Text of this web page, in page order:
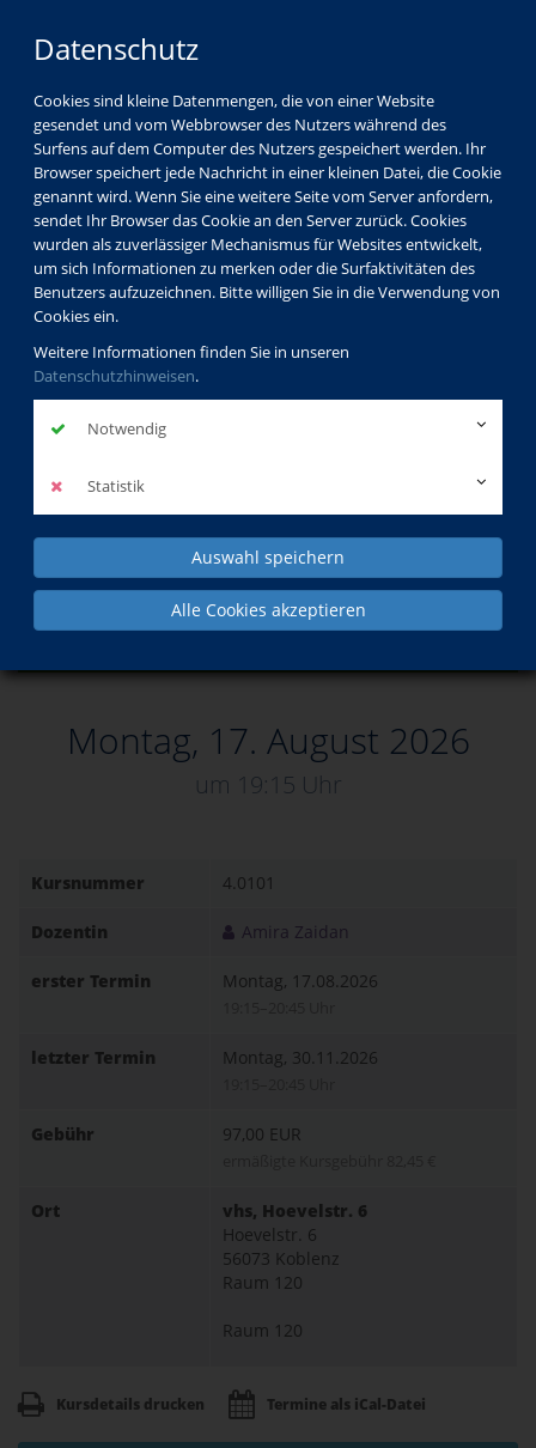
Datenschutz
Cookies sind kleine Datenmengen, die von einer Website
gesendet und vom Webbrowser des Nutzers während des
Surfens auf dem Computer des Nutzers gespeichert werden. Ihr
Browser speichert jede Nachricht in einer kleinen Datei, die Cookie
genannt wird. Wenn Sie eine weitere Seite vom Server anfordern,
sendet Ihr Browser das Cookie an den Server zurück. Cookies
wurden als zuverlässiger Mechanismus für Websites entwickelt,
um sich Informationen zu merken oder die Surfaktivitäten des
Benutzers aufzuzeichnen. Bitte willigen Sie in die Verwendung von
Cookies ein.
Weitere Informationen finden Sie in unseren
Datenschutzhinweisen.
Notwendig
Statistik
Auswahl speichern
Alle Cookies akzeptieren
Programm Sprachen Arabisch
besuchte Kurse
Arabisch Stufe 1
zurück
Kurs in den Warenkorb legen
Montag, 17. August 2026
um 19:15 Uhr
Kursnummer 4.0101
Dozentin Amira Zaidan
erster Termin Montag, 17.08.2026
letzter Termin Montag, 30.11.2026
Gebühr 97,00 EUR
Ort
vhs, Hoevelstr. 6
Hoevelstr. 6
56073 Koblenz
Raum 120
Raum 120
Kursdetails drucken Termine als iCal-Datei